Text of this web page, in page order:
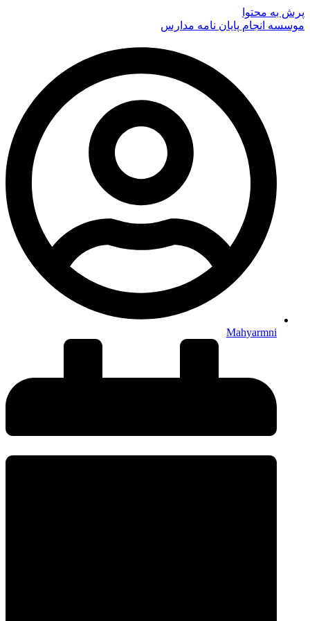
پرش به محتوا
موسسه انجام پایان نامه مدارس
Mahyarmni